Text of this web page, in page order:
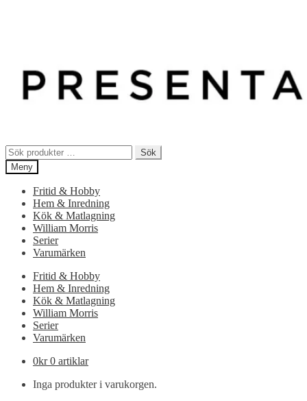
Sök
efter:
Sök
Meny
Fritid & Hobby
Hem & Inredning
Kök & Matlagning
William Morris
Serier
Varumärken
Fritid & Hobby
Hem & Inredning
Kök & Matlagning
William Morris
Serier
Varumärken
0kr 0 artiklar
Inga produkter i varukorgen.